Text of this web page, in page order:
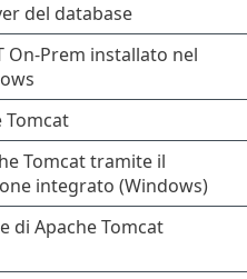
del database
On-Prem installato nel
Tomcat
Tomcat tramite il
integrato (Windows)
di Apache Tomcat